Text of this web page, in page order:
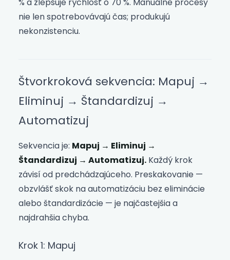
nie len spotrebovávajú čas; produkujú
nekonzistenciu.
Štvorkroková sekvencia: Mapuj →
Eliminuj → Štandardizuj →
Automatizuj
Sekvencia je: Mapuj → Eliminuj →
Štandardizuj → Automatizuj. Každý krok
závisí od predchádzajúceho. Preskakovanie —
obzvlášť skok na automatizáciu bez eliminácie
alebo štandardizácie — je najčastejšia a
najdrahšia chyba.
Krok 1: Mapuj